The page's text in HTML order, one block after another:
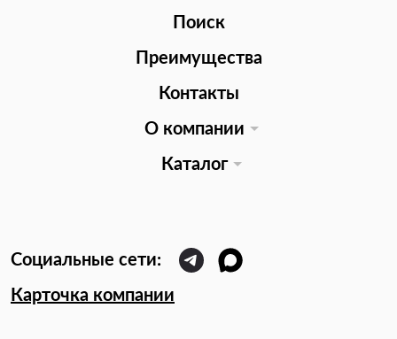
Поиск
Преимущества
Контакты
О компании
Каталог
Карточка компании